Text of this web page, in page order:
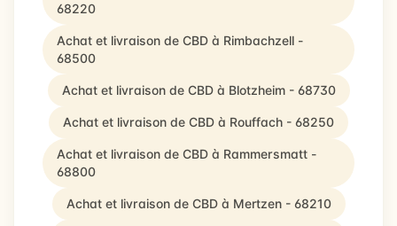
68220
Achat et livraison de CBD à Rimbachzell -
68500
Achat et livraison de CBD à Blotzheim - 68730
Achat et livraison de CBD à Rouffach - 68250
Achat et livraison de CBD à Rammersmatt -
68800
Achat et livraison de CBD à Mertzen - 68210